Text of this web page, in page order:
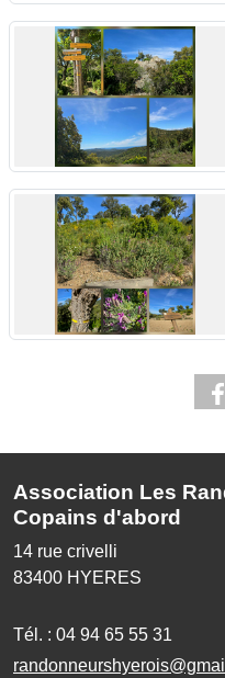
Association Les
Copains d'abord
14 rue crivelli
83400 HYERES
Tél. : 04 94 65 55 31